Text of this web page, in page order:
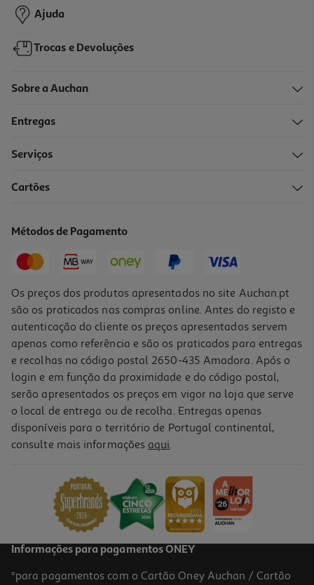
Cabo Usbc To 8pin Qilive 600183171 Preto 1.2m 3a Mfi
14,99 €
Ajuda
Trocas e Devoluções
Sobre a Auchan
Entregas
Serviços
Cartões
Métodos de Pagamento
Os preços dos produtos apresentados no site Auchan.pt
são os praticados nas compras online. Antes do registo e
autenticação do cliente os preços apresentados servem
apenas como referência e são os praticados para entregas
e recolhas no código postal 2650-435 Amadora. Após o
login e em função da proximidade e do código postal,
serão apresentados os preços em vigor na loja que serve
o local de entrega ou de recolha. Entregas apenas
disponíveis para o território de Portugal continental,
consulte mais informações aqui.
Informações para pagamentos ONEY
*para pagamentos com o Cartão Oney Auchan / Cartão